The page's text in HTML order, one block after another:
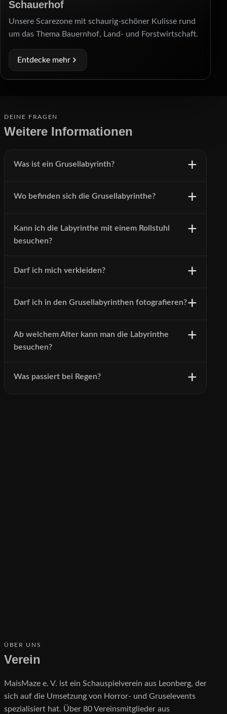
Schauerhof
Unsere Scarezone mit schaurig-schöner Kulisse rund
um das Thema Bauernhof, Land- und Forstwirtschaft.
Entdecke mehr
DEINE FRAGEN
Weitere Informationen
Was ist ein Grusellabyrinth?
Wo befinden sich die Grusellabyrinthe?
Kann ich die Labyrinthe mit einem Rollstuhl
besuchen?
Darf ich mich verkleiden?
Darf ich in den Grusellabyrinthen fotografieren?
Ab welchem Alter kann man die Labyrinthe
besuchen?
Was passiert bei Regen?
ÜBER UNS
Verein
MaisMaze e. V. ist ein Schauspielverein aus Leonberg, der
sich auf die Umsetzung von Horror- und Gruselevents
spezialisiert hat. Über 80 Vereinsmitglieder aus